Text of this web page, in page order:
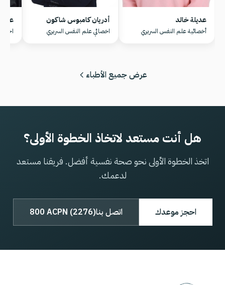
عديلة خالد
أخصائية علم النفس السريري
أدريان كامبوس شاكون
اخصائي علم النفس السريري
عرض جميع الأطباء
هل أنت مستعد لاتخاذ الخطوة الأولى؟
اتخذ الخطوة الأولى نحو صحة نفسية أفضل. فريقنا مستعد
لدعمك.
احجز موعدك اتصل بنا800 ACPN (2276)